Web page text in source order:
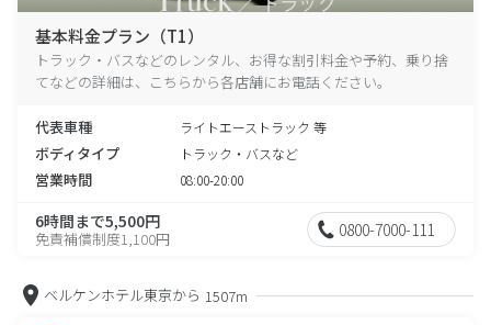
基本料金プラン（T1）
トラック・バスなどのレンタル、お得な割引料金や予約、乗り捨
てなどの詳細は、こちらから各店舗にお電話ください。
代表車種 ライトエーストラック 等
ボディタイプ トラック・バスなど
営業時間 08:00-20:00
6時間まで5,500円
免責補償制度1,100円 0800-7000-111
ベルケンホテル東京から 1507m